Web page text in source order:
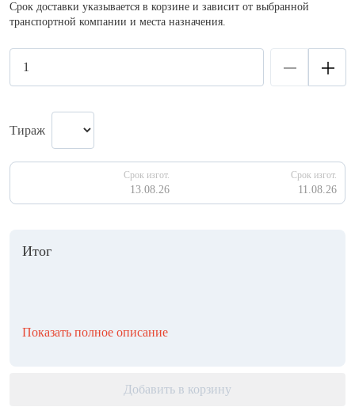
Срок доставки указывается в корзине и зависит от выбранной
транспортной компании и места назначения.
Тираж
Срок изгот.
13.08.26
Срок изгот.
11.08.26
Итог
Показать полное описание
Добавить в корзину